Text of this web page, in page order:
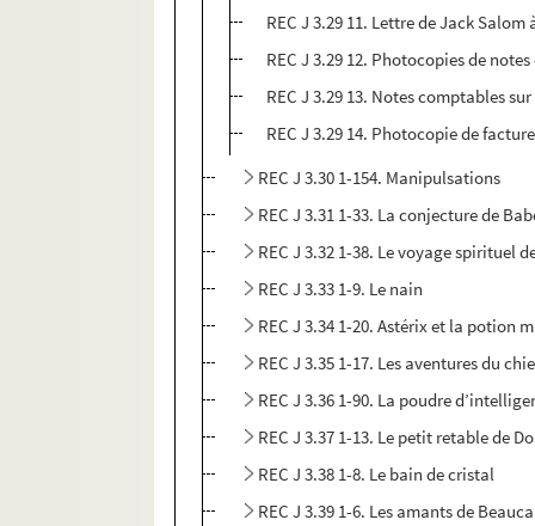
REC J 3.29 11. Lettre de Jack
REC J 3.29 12. Photocopies de
REC J 3.29 13. Notes comptables
REC J 3.29 14. Photocopie de
REC J 3.30 1-154. Manipulsations
REC J 3.31 1-33. La conjecture de
REC J 3.32 1-38. Le voyage spirituel
REC J 3.33 1-9. Le nain
REC J 3.34 1-20. Astérix et la potion
REC J 3.35 1-17. Les aventures du
REC J 3.36 1-90. La poudre
REC J 3.37 1-13. Le petit retable de
REC J 3.38 1-8. Le bain de cristal
REC J 3.39 1-6. Les amants de